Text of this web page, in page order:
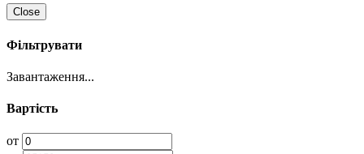
Close
Фільтрувати
Завантаження...
Вартість
от